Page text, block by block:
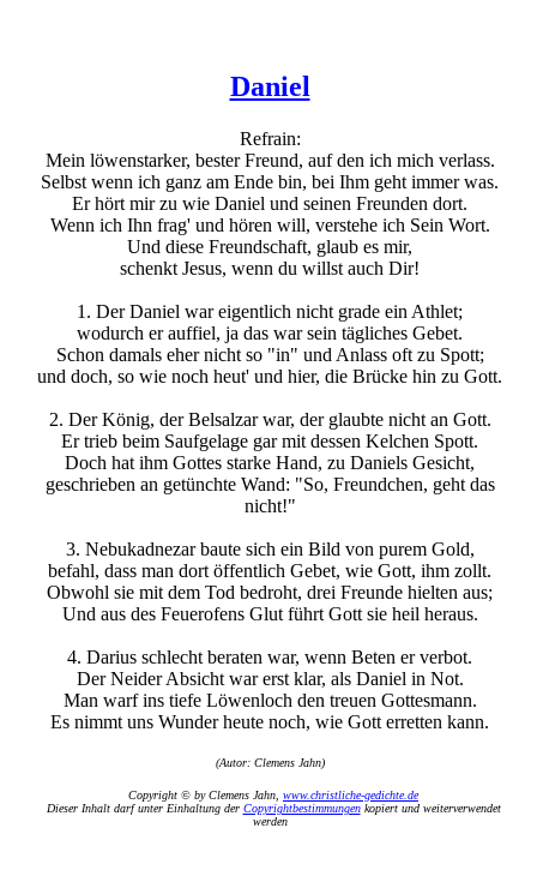
Daniel
Refrain:
Mein löwenstarker, bester Freund, auf den ich mich verlass.
Selbst wenn ich ganz am Ende bin, bei Ihm geht immer was.
Er hört mir zu wie Daniel und seinen Freunden dort.
Wenn ich Ihn frag' und hören will, verstehe ich Sein Wort.
Und diese Freundschaft, glaub es mir,
schenkt Jesus, wenn du willst auch Dir!
1. Der Daniel war eigentlich nicht grade ein Athlet;
wodurch er auffiel, ja das war sein tägliches Gebet.
Schon damals eher nicht so "in" und Anlass oft zu Spott;
und doch, so wie noch heut' und hier, die Brücke hin zu Gott.
2. Der König, der Belsalzar war, der glaubte nicht an Gott.
Er trieb beim Saufgelage gar mit dessen Kelchen Spott.
Doch hat ihm Gottes starke Hand, zu Daniels Gesicht,
geschrieben an getünchte Wand: "So, Freundchen, geht das
nicht!"
3. Nebukadnezar baute sich ein Bild von purem Gold,
befahl, dass man dort öffentlich Gebet, wie Gott, ihm zollt.
Obwohl sie mit dem Tod bedroht, drei Freunde hielten aus;
Und aus des Feuerofens Glut führt Gott sie heil heraus.
4. Darius schlecht beraten war, wenn Beten er verbot.
Der Neider Absicht war erst klar, als Daniel in Not.
Man warf ins tiefe Löwenloch den treuen Gottesmann.
Es nimmt uns Wunder heute noch, wie Gott erretten kann.
(Autor: Clemens Jahn)
Copyright © by Clemens Jahn, www.christliche-gedichte.de
Dieser Inhalt darf unter Einhaltung der Copyrightbestimmungenkopiert und weiterverwendet
werden